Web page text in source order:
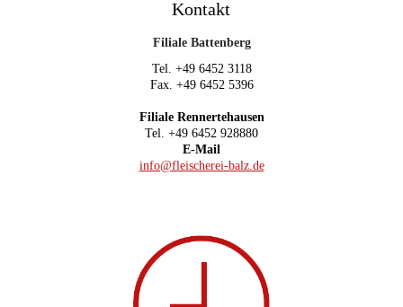
Kontakt
Filiale Battenberg
Tel. +49 6452 3118
Fax. +49 6452 5396
Filiale Rennertehausen
Tel. +49 6452 928880
E-Mail
info@fleischerei-balz.de